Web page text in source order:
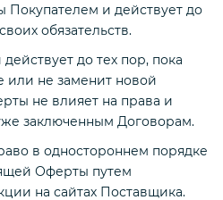
Покупателем и действует до
обязательств.
до тех пор, пока
или не заменит новой
не влияет на права и
заключенным Договорам.
в одностороннем порядке
Оферты путем
на сайтах Поставщика.